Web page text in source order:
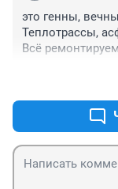
это генны,
Теплотрассы,
Всё